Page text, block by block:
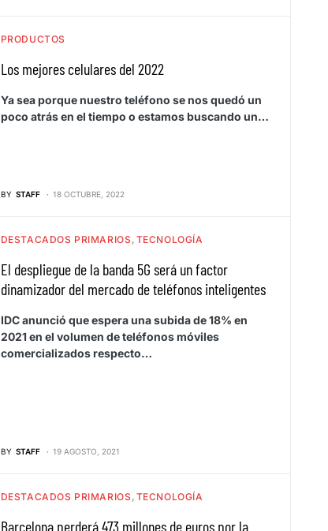
PRODUCTOS
Los mejores celulares del 2022
Ya sea porque nuestro teléfono se nos quedó un
poco atrás en el tiempo o estamos buscando un…
BY STAFF 18 OCTUBRE, 2022
DESTACADOS PRIMARIOS TECNOLOGÍA
El despliegue de la banda 5G será un factor
dinamizador del mercado de teléfonos inteligentes
IDC anunció que espera una subida de 18% en
2021 en el volumen de teléfonos móviles
comercializados respecto…
BY STAFF 19 AGOSTO, 2021
DESTACADOS PRIMARIOS TECNOLOGÍA
Barcelona perderá 473 millones de euros por la